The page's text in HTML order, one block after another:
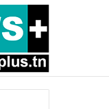
أخبار عاجلة